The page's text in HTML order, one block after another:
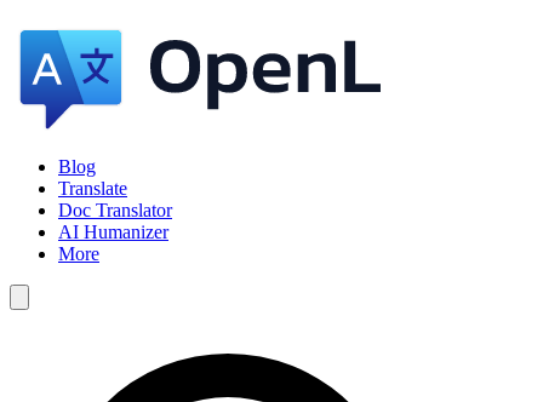
Blog
Translate
Doc Translator
AI Humanizer
More